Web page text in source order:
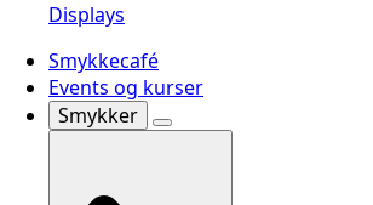
Displays
Smykkecafé
Events og kurser
Smykker